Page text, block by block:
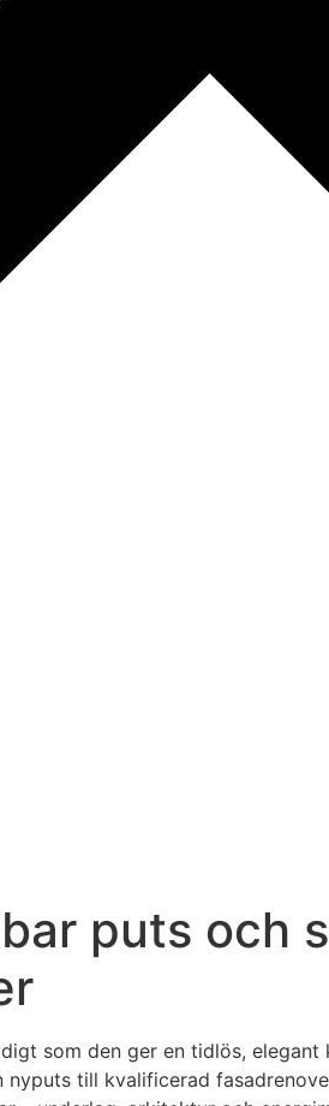
puts och
som den ger en tidlös,
till kvalificerad